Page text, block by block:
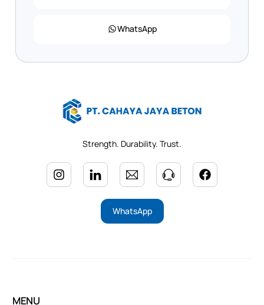
WhatsApp
Strength. Durability. Trust.
WhatsApp
MENU